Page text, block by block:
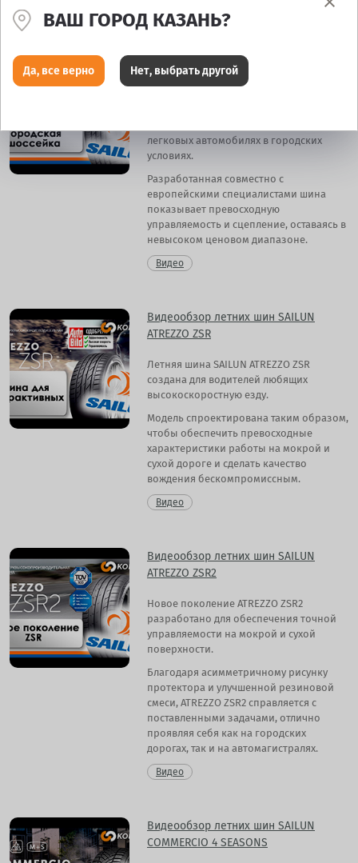
Видеообзор летних шин Sailun
Atrezzo Elite
легковых автомобилях в городских
условиях.
Разработанная совместно с
европейскими специалистами шина
показывает превосходную
управляемость и сцепление, оставаясь в
невысоком ценовом диапазоне.
Видео
Видеообзор летних шин SAILUN
ATREZZO ZSR
Летняя шина SAILUN ATREZZO ZSR
создана для водителей любящих
высокоскоростную езду.
Модель спроектирована таким образом,
чтобы обеспечить превосходные
характеристики работы на мокрой и
сухой дороге и сделать качество
вождения бескомпромиссным.
Видео
Видеообзор летних шин SAILUN
ATREZZO ZSR2
Новое поколение ATREZZO ZSR2
разработано для обеспечения точной
управляемости на мокрой и сухой
поверхности.
Благодаря асимметричному рисунку
протектора и улучшенной резиновой
смеси, ATREZZO ZSR2 справляется с
поставленными задачами, отлично
проявляя себя как на городских
дорогах, так и на автомагистралях.
Видео
Видеообзор летних шин SAILUN
COMMERCIO 4 SEASONS
ВАШ ГОРОД КАЗАНЬ?
Да, все верно Нет, выбрать другой